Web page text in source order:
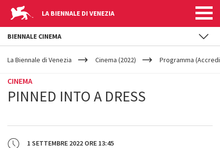
LA BIENNALE DI VENEZIA
YOUR
ARE
La Biennale di Venezia Cinema (2022) Programma
CINEMA
PINNED INTO A DRESS
1 SETTEMBRE 2022 ORE 13:45
BIENNALE CINEMA